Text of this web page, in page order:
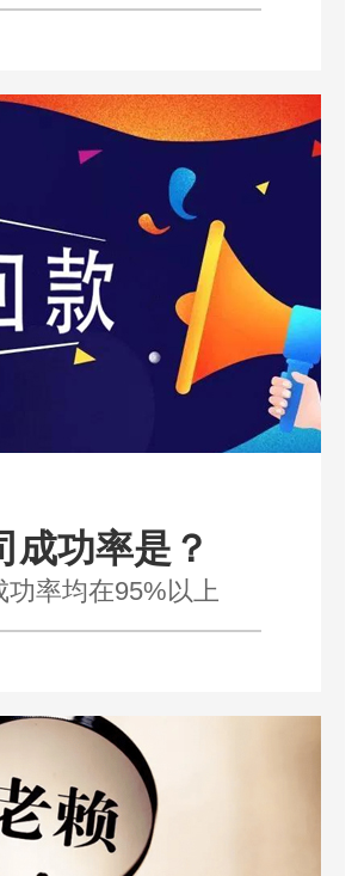
成功率是？
率均在95%以上